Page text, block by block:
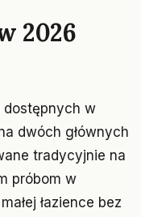
2026
dostępnych w
dwóch głównych
tradycyjnie na
próbom w
łazience bez